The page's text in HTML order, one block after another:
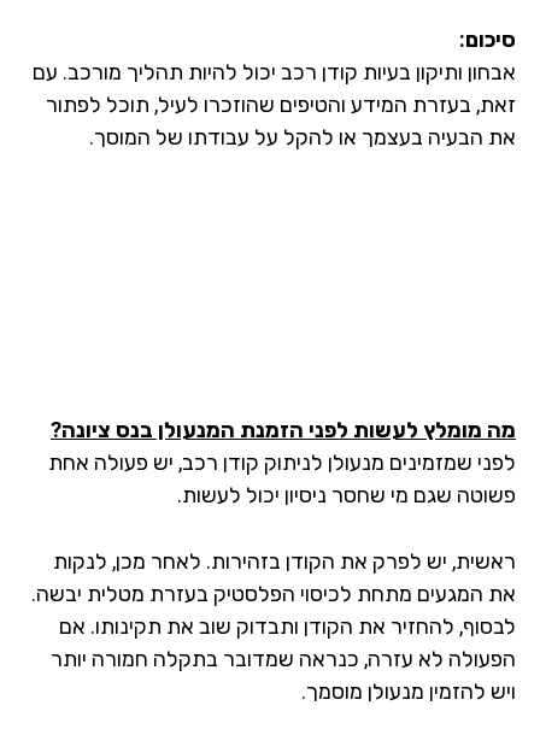
ותיקון בעיות קודן רכב יכול להיות תהליך מורכב. עם
בעזרת המידע והטיפים שהוזכרו לעיל, תוכל לפתור
הבעיה בעצמך או להקל על עבודתו של המוסך.
מומלץ לעשות לפני הזמנת המנעולן בנס ציונה?
שמזמינים מנעולן לניתוק קודן רכב, יש פעולה אחת
שגם מי שחסר ניסיון יכול לעשות.
יש לפרק את הקודן בזהירות. לאחר מכן, לנקות
המגעים מתחת לכיסוי הפלסטיק בעזרת מטלית יבשה.
להחזיר את הקודן ותבדוק שוב את תקינותו. אם
לא עזרה, כנראה שמדובר בתקלה חמורה יותר
להזמין מנעולן מוסמך.